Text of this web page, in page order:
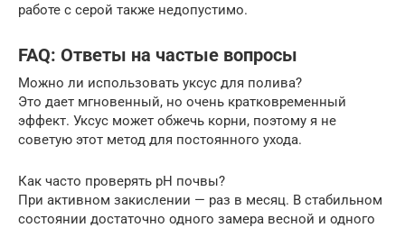
работе с серой также недопустимо.
FAQ: Ответы на частые вопросы
Можно ли использовать уксус для полива?
Это дает мгновенный, но очень кратковременный
эффект. Уксус может обжечь корни, поэтому я не
советую этот метод для постоянного ухода.
Как часто проверять pH почвы?
При активном закислении — раз в месяц. В стабильном
состоянии достаточно одного замера весной и одного